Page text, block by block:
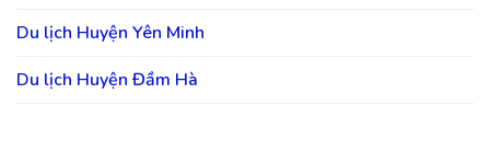
Du lịch Huyện Yên Minh
Du lịch Huyện Đầm Hà